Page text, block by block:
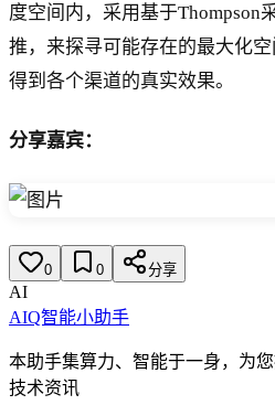
度空间内，采用基于Thompson
推，来探寻可能存在的最大化
得到各个渠道的真实效果。
分享嘉宾：
0 0 分享
AI
AIQ智能小助手
本助手集算力、智能于一身，为
技术资讯